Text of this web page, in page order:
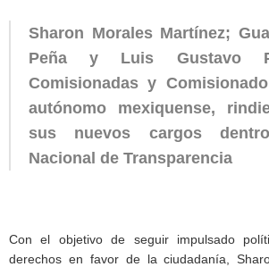
Sharon Morales Martínez;
Peña y Luis Gustavo
Comisionadas y
autónomo mexiquense,
sus nuevos cargos
Nacional de Transparencia
Con el objetivo de seguir impulsado
derechos en favor de la ciudadanía,